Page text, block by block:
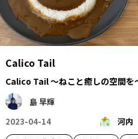
Calico Tail
Calico Tail ～ねこと癒しの空間を
島 早輝
2023-04-14
河内